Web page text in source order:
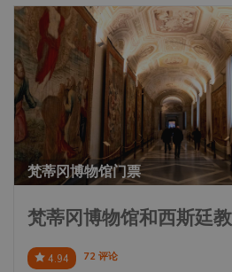
梵蒂冈博物馆门票
梵蒂冈博物馆和西斯廷
4.94 72 评论